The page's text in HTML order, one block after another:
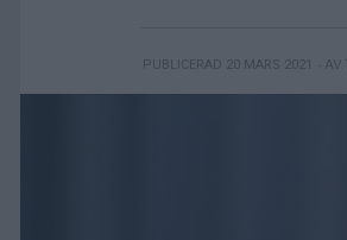
PUBLICERAD 20 MARS 2021 -